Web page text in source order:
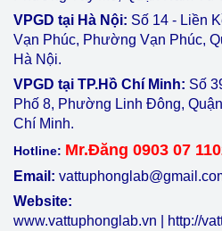
VPGD tại Hà Nội: Số 14 - Liền
Vạn Phúc, Phường Vạn Phúc,
Hà Nội.
VPGD tại TP.Hồ Chí Minh: Số
Phố 8, Phường Linh Đông,
Chí Minh.
Hotline: Mr.Đăng 0903 07
Email:
Website:
www.vattuphonglab.vn
http://